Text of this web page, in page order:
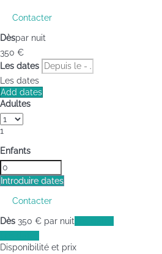
Contacter
Dèspar nuit
350 €
Les dates
Les dates
Add dates
Adultes
1
Enfants
Introduire dates
Contacter
Dès 350 € par nuit
Disponibilité et prix